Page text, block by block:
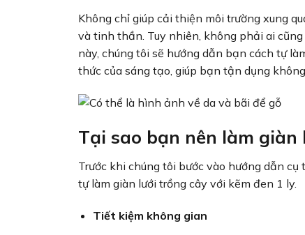
Không chỉ giúp cải thiện môi trường xung
và tinh thần. Tuy nhiên, không phải ai
này, chúng tôi sẽ hướng dẫn bạn cách tự
thức của sáng tạo, giúp bạn tận dụng
Tại sao bạn nên làm
Trước khi chúng tôi bước vào hướng dẫn
tự làm giàn lưới trồng cây với kẽm đen 1 ly.
Tiết kiệm không gian